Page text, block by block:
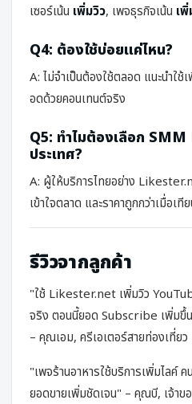
เซอร์เน้น เพิ่มวิว, เพจธุรกิจเน้น เ
Q4: ต้องใช้บ่อยแค่ไหน?
A: ไม่จำเป็นต้องใช้ตลอด แนะนำใ
อดด้วยคอนเทนต์จริง
Q5: ทำไมต้องเลือก
ประเทศ?
A: ผู้ให้บริการไทยอย่าง
เข้าใจตลาด และราคาถูกกว่าเมื่อเ
รีวิวจากลูกค้า
"ใช้ Likester.net เพิ่มวิว
จริง ตอนนี้ยอด Subscribe เพิ่มขึ้
– คุณเอม, ครีเอเตอร์สายท่องเที่ยว
"เพจร้านอาหารใช้บริการเพิ่มไลค์ ค
ยอดขายเพิ่มชัดเจน" – คุณบี, เจ้าข